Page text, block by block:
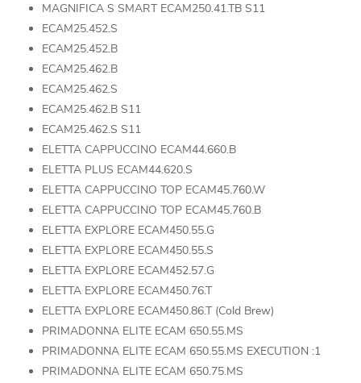
MAGNIFICA S SMART ECAM250.41.TB S11
ECAM25.452.S
ECAM25.452.B
ECAM25.462.B
ECAM25.462.S
ECAM25.462.B S11
ECAM25.462.S S11
ELETTA CAPPUCCINO ECAM44.660.B
ELETTA PLUS ECAM44.620.S
ELETTA CAPPUCCINO TOP ECAM45.760.W
ELETTA CAPPUCCINO TOP ECAM45.760.B
ELETTA EXPLORE ECAM450.55.G
ELETTA EXPLORE ECAM450.55.S
ELETTA EXPLORE ECAM452.57.G
ELETTA EXPLORE ECAM450.76.T
ELETTA EXPLORE ECAM450.86.T (Cold Brew)
PRIMADONNA ELITE ECAM 650.55.MS
PRIMADONNA ELITE ECAM 650.55.MS EXECUTION :1
PRIMADONNA ELITE ECAM 650.75.MS